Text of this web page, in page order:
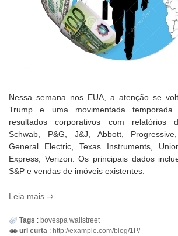
Nessa semana nos EUA, a atenção se
Trump e uma movimentada
resultados corporativos com relatórios
Schwab, P&G, J&J, Abbott,
General Electric, Texas Instruments,
Express, Verizon. Os principais dados
S&P e vendas de imóveis existentes.
Leia mais
Tags : bovespa wallstreet
url curta : http://example.com/blog/1P/